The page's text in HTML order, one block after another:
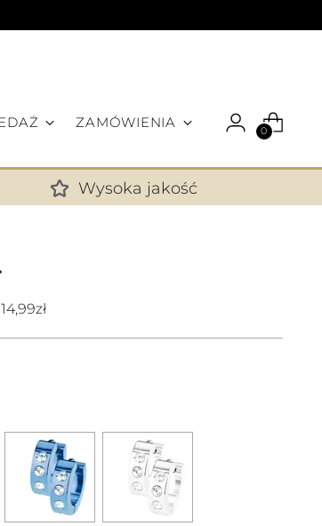
ZAMÓWIENIA
0
✕
Wysoka jakość